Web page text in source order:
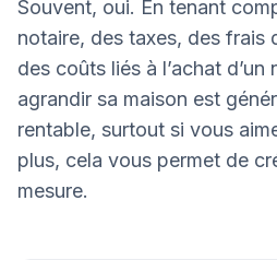
Souvent, oui. En tenant
notaire, des taxes, des frais
des coûts liés à l’achat d’un
agrandir sa maison est
rentable, surtout si vous
plus, cela vous permet de
mesure.